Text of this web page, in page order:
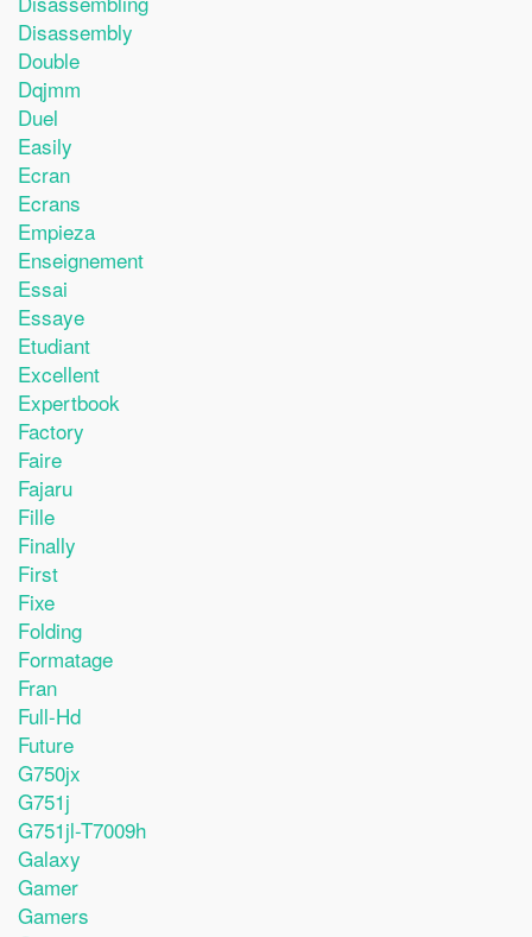
Disassembly
Double
Dqjmm
Duel
Easily
Ecran
Ecrans
Empieza
Enseignement
Essai
Essaye
Etudiant
Excellent
Expertbook
Factory
Faire
Fajaru
Fille
Finally
First
Fixe
Folding
Formatage
Fran
Full-Hd
Future
G750jx
G751j
G751jl-T7009h
Galaxy
Gamer
Gamers